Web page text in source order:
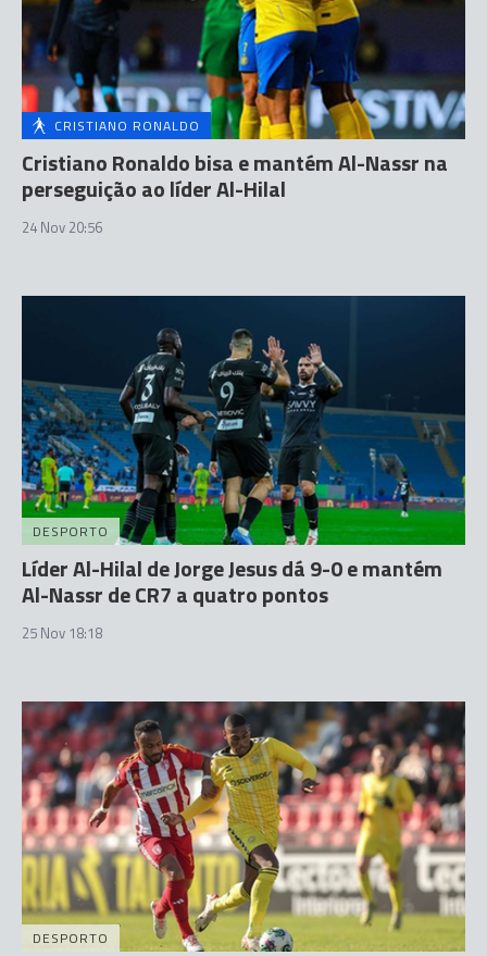
CRISTIANO RONALDO
Cristiano Ronaldo bisa e mantém Al-Nassr na
perseguição ao líder Al-Hilal
24 Nov 20:56
DESPORTO
Líder Al-Hilal de Jorge Jesus dá 9-0 e mantém
Al-Nassr de CR7 a quatro pontos
25 Nov 18:18
DESPORTO